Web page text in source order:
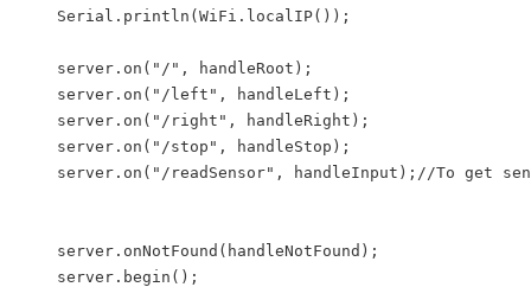
Serial.println(WiFi.localIP());
server.on("/", handleRoot);
server.on("/left", handleLeft);
server.on("/right", handleRight);
server.on("/stop", handleStop);
server.on("/readSensor", handleInput);//To get
server.onNotFound(handleNotFound);
server.begin();